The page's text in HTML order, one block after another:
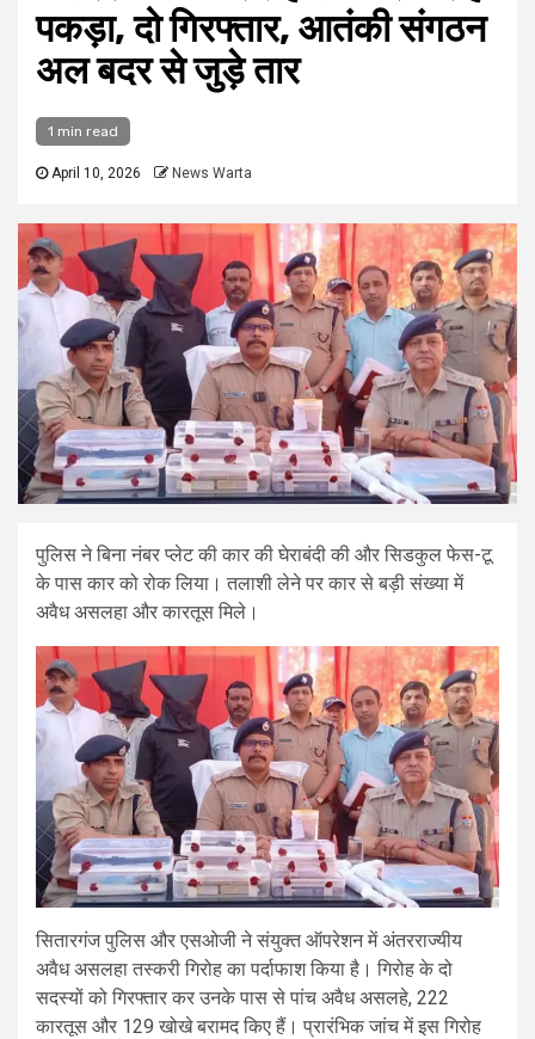
पकड़ा, दो गिरफ्तार, आतंकी संगठन
अल बदर से जुड़े तार
1 min read
April 10, 2026 News Warta
पुलिस ने बिना नंबर प्लेट की कार की घेराबंदी की और सिडकुल फेस-टू
के पास कार को रोक लिया। तलाशी लेने पर कार से बड़ी संख्या में
अवैध असलहा और कारतूस मिले।
सितारगंज पुलिस और एसओजी ने संयुक्त ऑपरेशन में अंतरराज्यीय
अवैध असलहा तस्करी गिरोह का पर्दाफाश किया है। गिरोह के दो
सदस्यों को गिरफ्तार कर उनके पास से पांच अवैध असलहे, 222
कारतूस और 129 खोखे बरामद किए हैं। प्रारंभिक जांच में इस गिरोह